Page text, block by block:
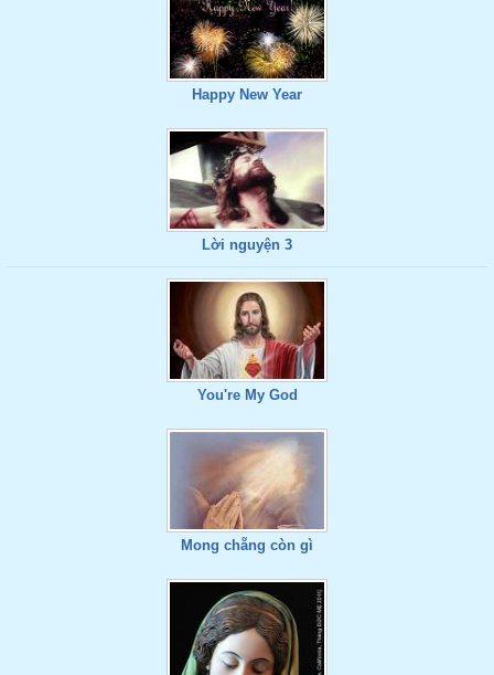
Happy New Year
Lời nguyện 3
You're My God
Mong chẵng còn gì